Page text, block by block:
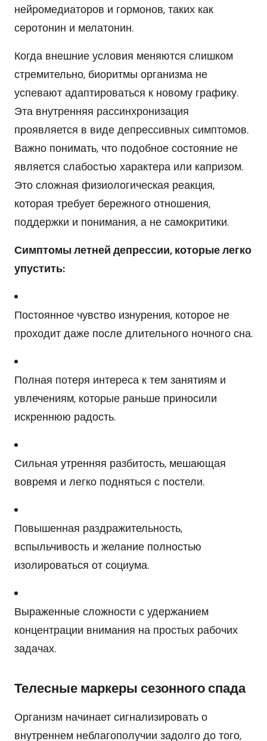
нейромедиаторов и гормонов, таких как
серотонин и мелатонин.
Когда внешние условия меняются слишком
стремительно, биоритмы организма не
успевают адаптироваться к новому графику.
Эта внутренняя рассинхронизация
проявляется в виде депрессивных симптомов.
Важно понимать, что подобное состояние не
является слабостью характера или капризом.
Это сложная физиологическая реакция,
которая требует бережного отношения,
поддержки и понимания, а не самокритики.
Симптомы летней депрессии, которые легко
упустить:
Постоянное чувство изнурения, которое не
проходит даже после длительного ночного сна.
Полная потеря интереса к тем занятиям и
увлечениям, которые раньше приносили
искреннюю радость.
Сильная утренняя разбитость, мешающая
вовремя и легко подняться с постели.
Повышенная раздражительность,
вспыльчивость и желание полностью
изолироваться от социума.
Выраженные сложности с удержанием
концентрации внимания на простых рабочих
задачах.
Телесные маркеры сезонного спада
Организм начинает сигнализировать о
внутреннем неблагополучии задолго до того,